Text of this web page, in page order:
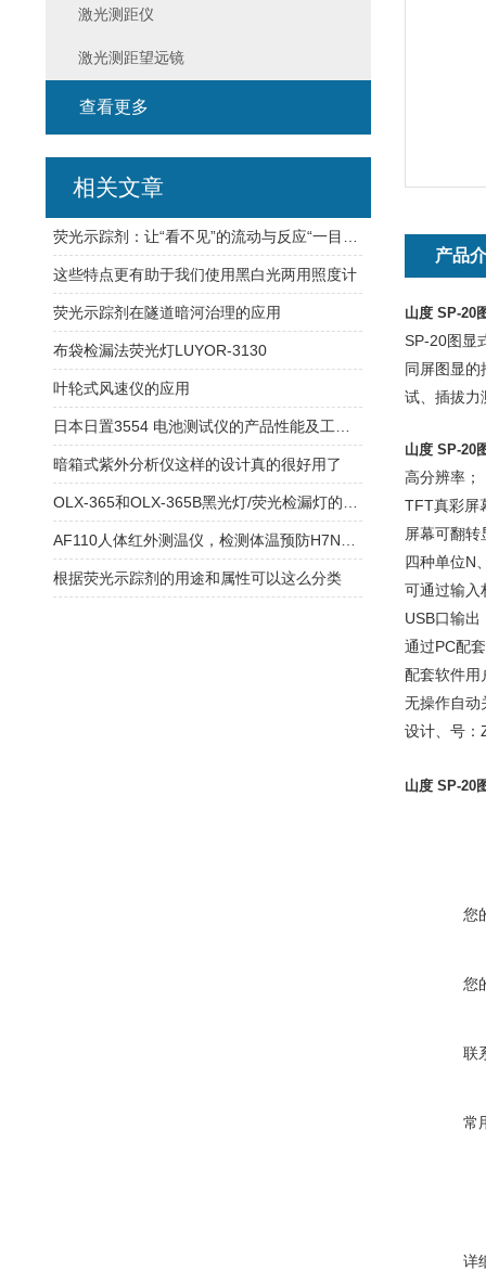
产品
山度 SP-20
SP-20图显
同屏图显的
试、插拔力
山度 SP-20
高分辨率；
TFT真彩屏
屏幕可翻转
四种单位N
可通过输入
USB口输出
通过PC配
配套软件用
无操作自动
设计、号
山度 SP-20
您
您
联
常
详
激光测距仪
激光测距望远镜
查看更多
相关文章
这些特点更有助于我们使用黑白光两用照度计
荧光示踪剂在隧道暗河治理的应用
布袋检漏法荧光灯LUYOR-3130
叶轮式风速仪的应用
暗箱式紫外分析仪这样的设计真的很好用了
根据荧光示踪剂的用途和属性可以这么分类